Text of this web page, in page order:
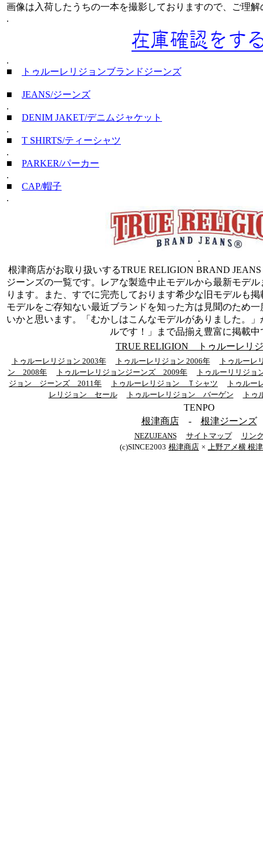
画像は入荷したうちの一本を撮影しておりますので、ご理
.
.
■
トゥルーレリジョンブランドジーンズ
■ JEANS/ジーンズ
.
■ DENIM JAKET/デニムジャケット
.
■ T SHIRTS/ティーシャツ
.
■ PARKER/パーカー
.
■ CAP/帽子
.
.
根津商店がお取り扱いするTRUE RELIGION BRAND
ジーンズの一覧です。レアな製造中止モデルから最新モデ
ります。また、すでに完売しております希少な旧モデルも
モデルをご存知ない最近ブランドを知った方は見聞のため
いかと思います。「むかしはこんなモデルがありました。
ルです！」まで品揃え豊富に掲載中
TRUE RELIGION トゥルーレリ
トゥルーレリジョン 2003年 トゥルーレリジョン 2006年
トゥルーレ
ン 2008年
トゥルーレリジョンジーンズ 2009年
トゥルーリリジ
ジョン ジーンズ 2011年
トゥルーレリジョン Ｔシャツ
トゥルー
レリジョン セール
トゥルーレリジョン バーゲン トゥ
TENPO
根津商店- 根津ジーンズ
NEZUJEANS サイトマップ
リン
(c)SINCE2003 根津商店 × 上野アメ横 根